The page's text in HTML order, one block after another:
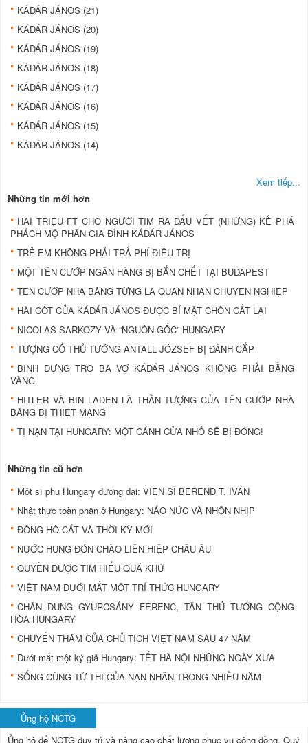
KÁDÁR JÁNOS (21)
KÁDÁR JÁNOS (20)
KÁDÁR JÁNOS (19)
KÁDÁR JÁNOS (18)
KÁDÁR JÁNOS (17)
KÁDÁR JÁNOS (16)
KÁDÁR JÁNOS (15)
KÁDÁR JÁNOS (14)
Xem tiếp...
Những tin mới hơn
HAI TRIỆU FT CHO NGƯỜI TÌM RA DẤU VẾT (NHỮNG) KẺ PHÁ
PHÁCH MỘ PHẦN GIA ĐÌNH KÁDÁR JÁNOS
TRẺ EM KHÔNG PHẢI TRẢ PHÍ ĐIỀU TRỊ
MỘT TÊN CƯỚP NGÂN HÀNG BỊ BẮN CHẾT TẠI BUDAPEST
TÊN CƯỚP NHÀ BĂNG TỪNG LÀ QUÂN NHÂN CHUYÊN NGHIỆP
HÀI CỐT CỦA KÁDÁR JÁNOS ĐƯỢC BÍ MẬT CHÔN CẤT LẠI
NICOLAS SARKOZY VÀ “NGUỒN GỐC” HUNGARY
TƯỢNG CỐ THỦ TƯỚNG ANTALL JÓZSEF BỊ ĐÁNH CẮP
BÌNH ĐỰNG TRO BÀ VỢ KÁDÁR JÁNOS KHÔNG PHẢI BẰNG
VÀNG
HITLER VÀ BIN LADEN LÀ THẦN TƯỢNG CỦA TÊN CƯỚP NHÀ
BĂNG BỊ THIỆT MẠNG
TỊ NẠN TẠI HUNGARY: MỘT CÁNH CỬA NHỎ SẼ BỊ ĐÓNG!
Những tin cũ hơn
Một sĩ phu Hungary đương đại: VIỆN SĨ BEREND T. IVÁN
Nhật thực toàn phần ở Hungary: NÁO NỨC VÀ NHỘN NHỊP
ĐỒNG HỒ CÁT VÀ THỜI KỲ MỚI
NƯỚC HUNG ĐÓN CHÀO LIÊN HIỆP CHÂU ÂU
QUYỀN ĐƯỢC TÌM HIỂU QUÁ KHỨ
VIỆT NAM DƯỚI MẮT MỘT TRÍ THỨC HUNGARY
CHÂN DUNG GYURCSÁNY FERENC, TÂN THỦ TƯỚNG CỘNG
HÒA HUNGARY
CHUYẾN THĂM CỦA CHỦ TỊCH VIỆT NAM SAU 47 NĂM
Dưới mắt một ký giả Hungary: TẾT HÀ NỘI NHỮNG NGÀY XƯA
SỐNG CÙNG TỬ THI CỦA NẠN NHÂN TRONG NHIỀU NĂM
Ủng hộ NCTG
Ủng hộ để NCTG duy trì và nâng cao chất lượng phục vụ cộng đồng. Quý